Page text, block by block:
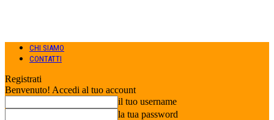
CHI SIAMO
CONTATTI
Registrati
Benvenuto! Accedi al tuo account
il tuo username
la tua password